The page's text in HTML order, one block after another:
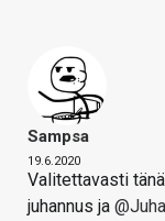
Sampsa
19.6.2020
Valitettavasti
juhannus ja